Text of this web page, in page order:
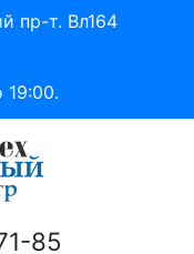
пр-т. Вл164
85